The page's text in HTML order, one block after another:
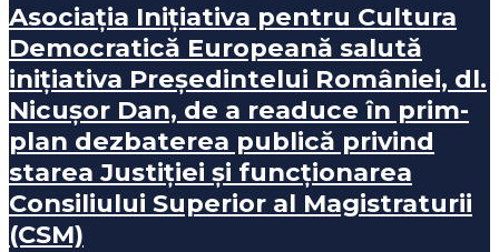
Asociația Inițiativa pentru Cultura
Democratică Europeană salută
inițiativa Președintelui României, dl.
Nicușor Dan, de a readuce în prim-
plan dezbaterea publică privind
starea Justiției și funcționarea
Consiliului Superior al Magistraturii
(CSM)